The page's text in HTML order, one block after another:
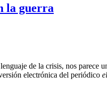
la guerra
de la crisis, nos parece
electrónica del periódico